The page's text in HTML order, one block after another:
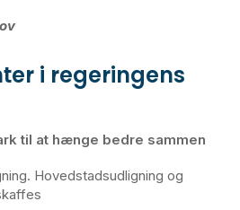
i regeringens
til at hænge bedre sammen
Hovedstadsudligning og